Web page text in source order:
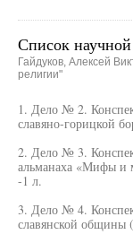
Список
Гайдуков, Алексей
религии"
1. Дело № 2.
славяно-горицкой
2. Дело № 3.
альманаха «Мифы и
-1 л.
3. Дело № 4.
славянской общины